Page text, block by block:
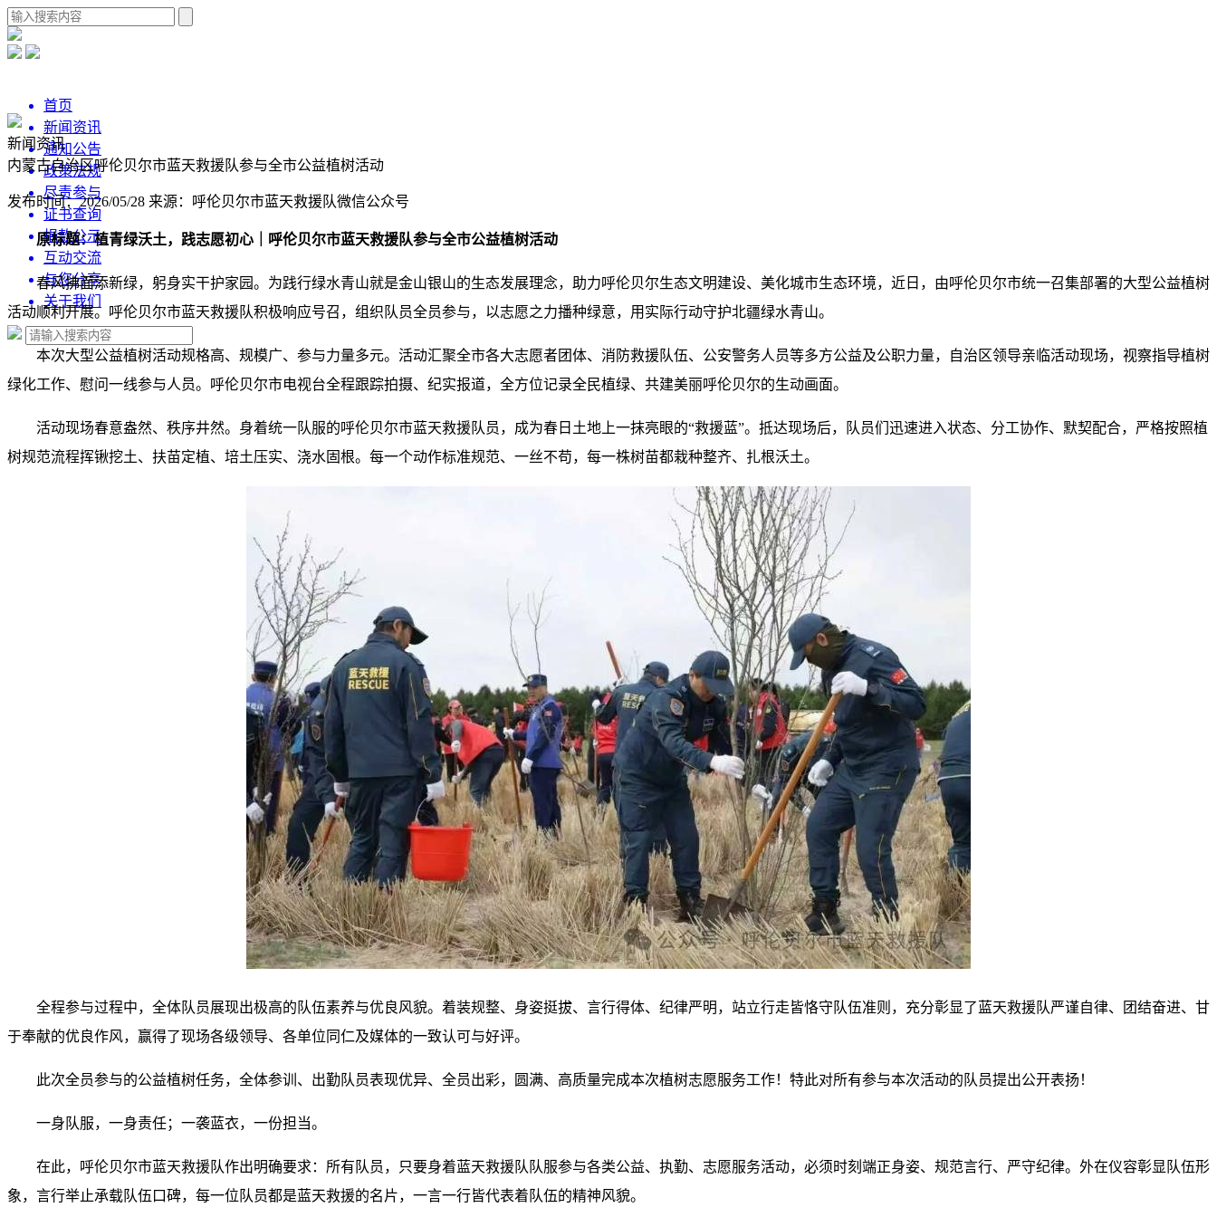
首页
新闻资讯
通知公告
政策法规
尽责参与
证书查询
捐款公示
互动交流
与您分享
关于我们
新闻资讯
内蒙古自治区呼伦贝尔市蓝天救援队参与全市公益植树活动
发布时间：2026/05/28 来源：呼伦贝尔市蓝天救援队微信公众号
原标题：植青绿沃土，践志愿初心｜呼伦贝尔市蓝天救援队参与全市公益植树活动
春风拂面添新绿，躬身实干护家园。为践行绿水青山就是金山银山的生态发展理念，助力呼伦贝尔生态文明建设、美化城市生态环境，近日，由呼伦贝尔市统一召集部署的大型公益植树
活动顺利开展。呼伦贝尔市蓝天救援队积极响应号召，组织队员全员参与，以志愿之力播种绿意，用实际行动守护北疆绿水青山。
本次大型公益植树活动规格高、规模广、参与力量多元。活动汇聚全市各大志愿者团体、消防救援队伍、公安警务人员等多方公益及公职力量，自治区领导亲临活动现场，视察指导植树
绿化工作、慰问一线参与人员。呼伦贝尔市电视台全程跟踪拍摄、纪实报道，全方位记录全民植绿、共建美丽呼伦贝尔的生动画面。
活动现场春意盎然、秩序井然。身着统一队服的呼伦贝尔市蓝天救援队员，成为春日土地上一抹亮眼的“救援蓝”。抵达现场后，队员们迅速进入状态、分工协作、默契配合，严格按照植
树规范流程挥锹挖土、扶苗定植、培土压实、浇水固根。每一个动作标准规范、一丝不苟，每一株树苗都栽种整齐、扎根沃土。
全程参与过程中，全体队员展现出极高的队伍素养与优良风貌。着装规整、身姿挺拔、言行得体、纪律严明，站立行走皆恪守队伍准则，充分彰显了蓝天救援队严谨自律、团结奋进、甘
于奉献的优良作风，赢得了现场各级领导、各单位同仁及媒体的一致认可与好评。
此次全员参与的公益植树任务，全体参训、出勤队员表现优异、全员出彩，圆满、高质量完成本次植树志愿服务工作！特此对所有参与本次活动的队员提出公开表扬！
一身队服，一身责任；一袭蓝衣，一份担当。
在此，呼伦贝尔市蓝天救援队作出明确要求：所有队员，只要身着蓝天救援队队服参与各类公益、执勤、志愿服务活动，必须时刻端正身姿、规范言行、严守纪律。外在仪容彰显队伍形
象，言行举止承载队伍口碑，每一位队员都是蓝天救援的名片，一言一行皆代表着队伍的精神风貌。